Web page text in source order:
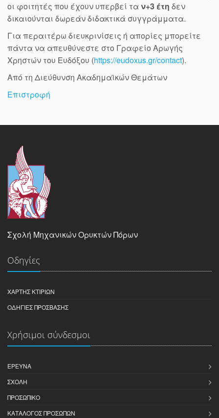
οι φοιτητές που έχουν υπερβεί τα ν+3 έτη δεν
δικαιούνται δωρεάν διδακτικά συγγράμματα.
Για περαιτέρω διευκρινίσεις ή απορίες μπορείτε
πάντα να απευθύνεστε στο Γραφείο Αρωγής
Χρηστών του Ευδόξου (https://eudoxus.gr/contact).
Από τη Διεύθυνση Ακαδημαϊκών Θεμάτων
Επιστροφή
Σχολή Μηχανικών Ορυκτών Πόρων
Οδηγίες
ΧΆΡΤΗΣ ΚΤΙΡΊΩΝ
ΟΔΗΓΊΕΣ ΠΡΌΣΒΑΣΗΣ
Χρήσιμοι σύνδεσμοι
ΈΡΕΥΝΑ
ΣΧΟΛΉ
ΠΡΟΣΩΠΙΚΌ
ΚΑΤΆΛΟΓΟΣ ΠΡΟΣΏΠΩΝ